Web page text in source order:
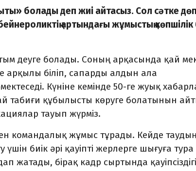
болады деп жиі айтасыз. Сол сәтке
артындағы жұмыстың көпшілік
деуге болады. Соның арқасында қай
арқылы біліп, сапарды алдын ала
Күніне кемінде 50-ге жуық
табиғи құбылысты көруге болатынын
тауып жүрміз.
командалық жұмыс тұрады. Кейде
биік әрі қауіпті жерлерге шығуға тура
жатады, бірақ кадр сыртында